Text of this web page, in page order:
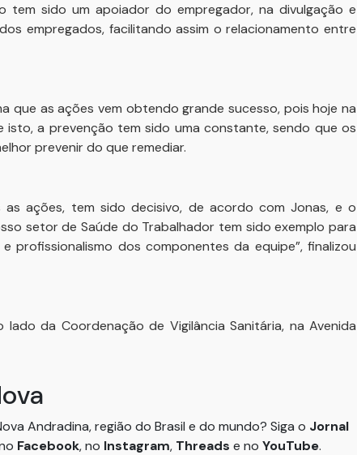
tem sido um apoiador do empregador, na divulgação e
empregados, facilitando assim o relacionamento entre
que as ações vem obtendo grande sucesso, pois hoje na
a prevenção tem sido uma constante, sendo que os
prevenir do que remediar.
ações, tem sido decisivo, de acordo com Jonas, e o
setor de Saúde do Trabalhador tem sido exemplo para
profissionalismo dos componentes da equipe”, finalizou
da Coordenação de Vigilância Sanitária, na Avenida
Andradina, região do Brasil e do mundo? Siga o Jornal
Facebook, no Instagram, Threads e no YouTube.